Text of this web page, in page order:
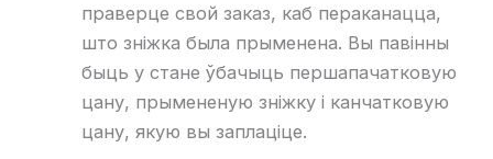
праверце свой заказ, каб пераканацца,
што зніжка была прыменена. Вы павінны
быць у стане ўбачыць першапачатковую
цану, прымененую зніжку і канчатковую
цану, якую вы заплаціце.